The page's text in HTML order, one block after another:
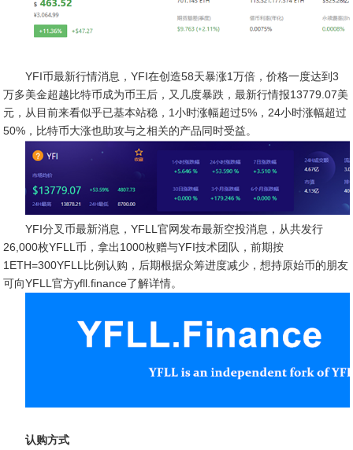
YFI币最新行情消息，YFI在创造58天暴涨1万倍，价格一度达到3
万多美金超越比特币成为币王后，又几度暴跌，最新行情报13779.07美
元，从目前来看似乎已基本站稳，1小时涨幅超过5%，24小时涨幅超过
50%，比特币大涨也助攻与之相关的产品同时受益。
YFI分叉币最新消息，YFLL官网发布最新空投消息，从共发行
26,000枚YFLL币，拿出1000枚赠与YFI技术团队，前期按
1ETH=300YFLL比例认购，后期根据众筹进度减少，想持原始币的朋友
可向YFLL官方yfll.finance了解详情。
认购方式